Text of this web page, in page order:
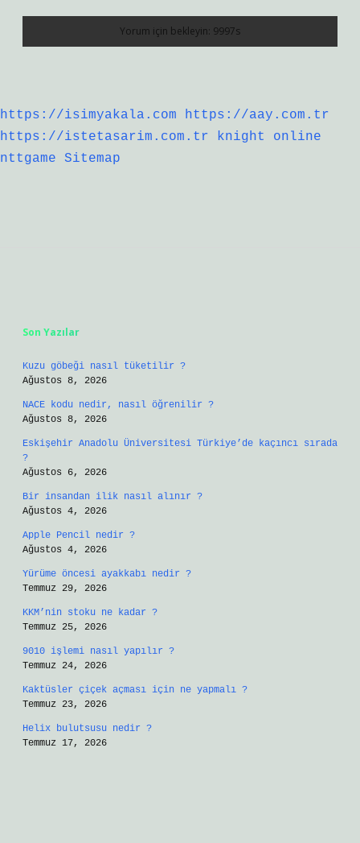
https://isimyakala.com
https://aay.com.tr
https://istetasarim.com.tr
knight online
nttgame
Sitemap
Son Yazılar
Kuzu göbeği nasıl tüketilir ?
Ağustos 8, 2026
NACE kodu nedir, nasıl öğrenilir ?
Ağustos 8, 2026
Eskişehir Anadolu Üniversitesi Türkiye’de kaçıncı sırada
?
Ağustos 6, 2026
Bir insandan ilik nasıl alınır ?
Ağustos 4, 2026
Apple Pencil nedir ?
Ağustos 4, 2026
Yürüme öncesi ayakkabı nedir ?
Temmuz 29, 2026
KKM’nin stoku ne kadar ?
Temmuz 25, 2026
9010 işlemi nasıl yapılır ?
Temmuz 24, 2026
Kaktüsler çiçek açması için ne yapmalı ?
Temmuz 23, 2026
Helix bulutsusu nedir ?
Temmuz 17, 2026